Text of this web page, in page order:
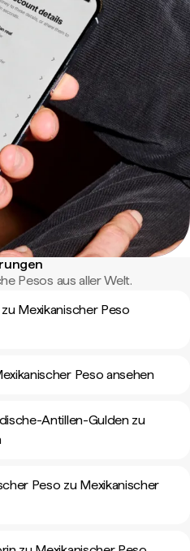
Pesos aus aller Welt.
Mexikanischer Peso
Peso ansehen
Antillen-Gulden zu
Peso zu Mexikanischer